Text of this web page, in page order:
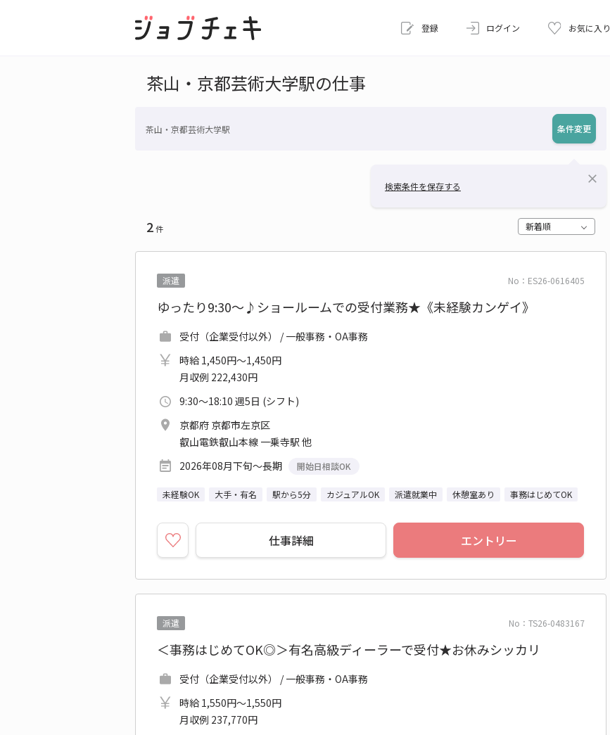
登録 ログイン お気に入り
茶山・京都芸術大学駅の仕事
茶山・京都芸術大学駅 条件変更
検索条件を保存する
close
2件 新着順
No：ES26-0616405
派遣
ゆったり9:30～♪ショールームでの受付業務★《未経験カンゲイ》
受付（企業受付以外） / 一般事務・OA事務
時給 1,450円～1,450円
月収例 222,430円
9:30～18:10 週5日 (シフト)
京都府 京都市左京区
叡山電鉄叡山本線 一乗寺駅 他
2026年08月下旬～長期
開始日相談OK
未経験OK 大手・有名 駅から5分 カジュアルOK 派遣就業中 休憩室あり 事務はじめてOK
仕事詳細 エントリー
No：TS26-0483167
派遣
＜事務はじめてOK◎＞有名高級ディーラーで受付★お休みシッカリ
受付（企業受付以外） / 一般事務・OA事務
時給 1,550円～1,550円
月収例 237,770円